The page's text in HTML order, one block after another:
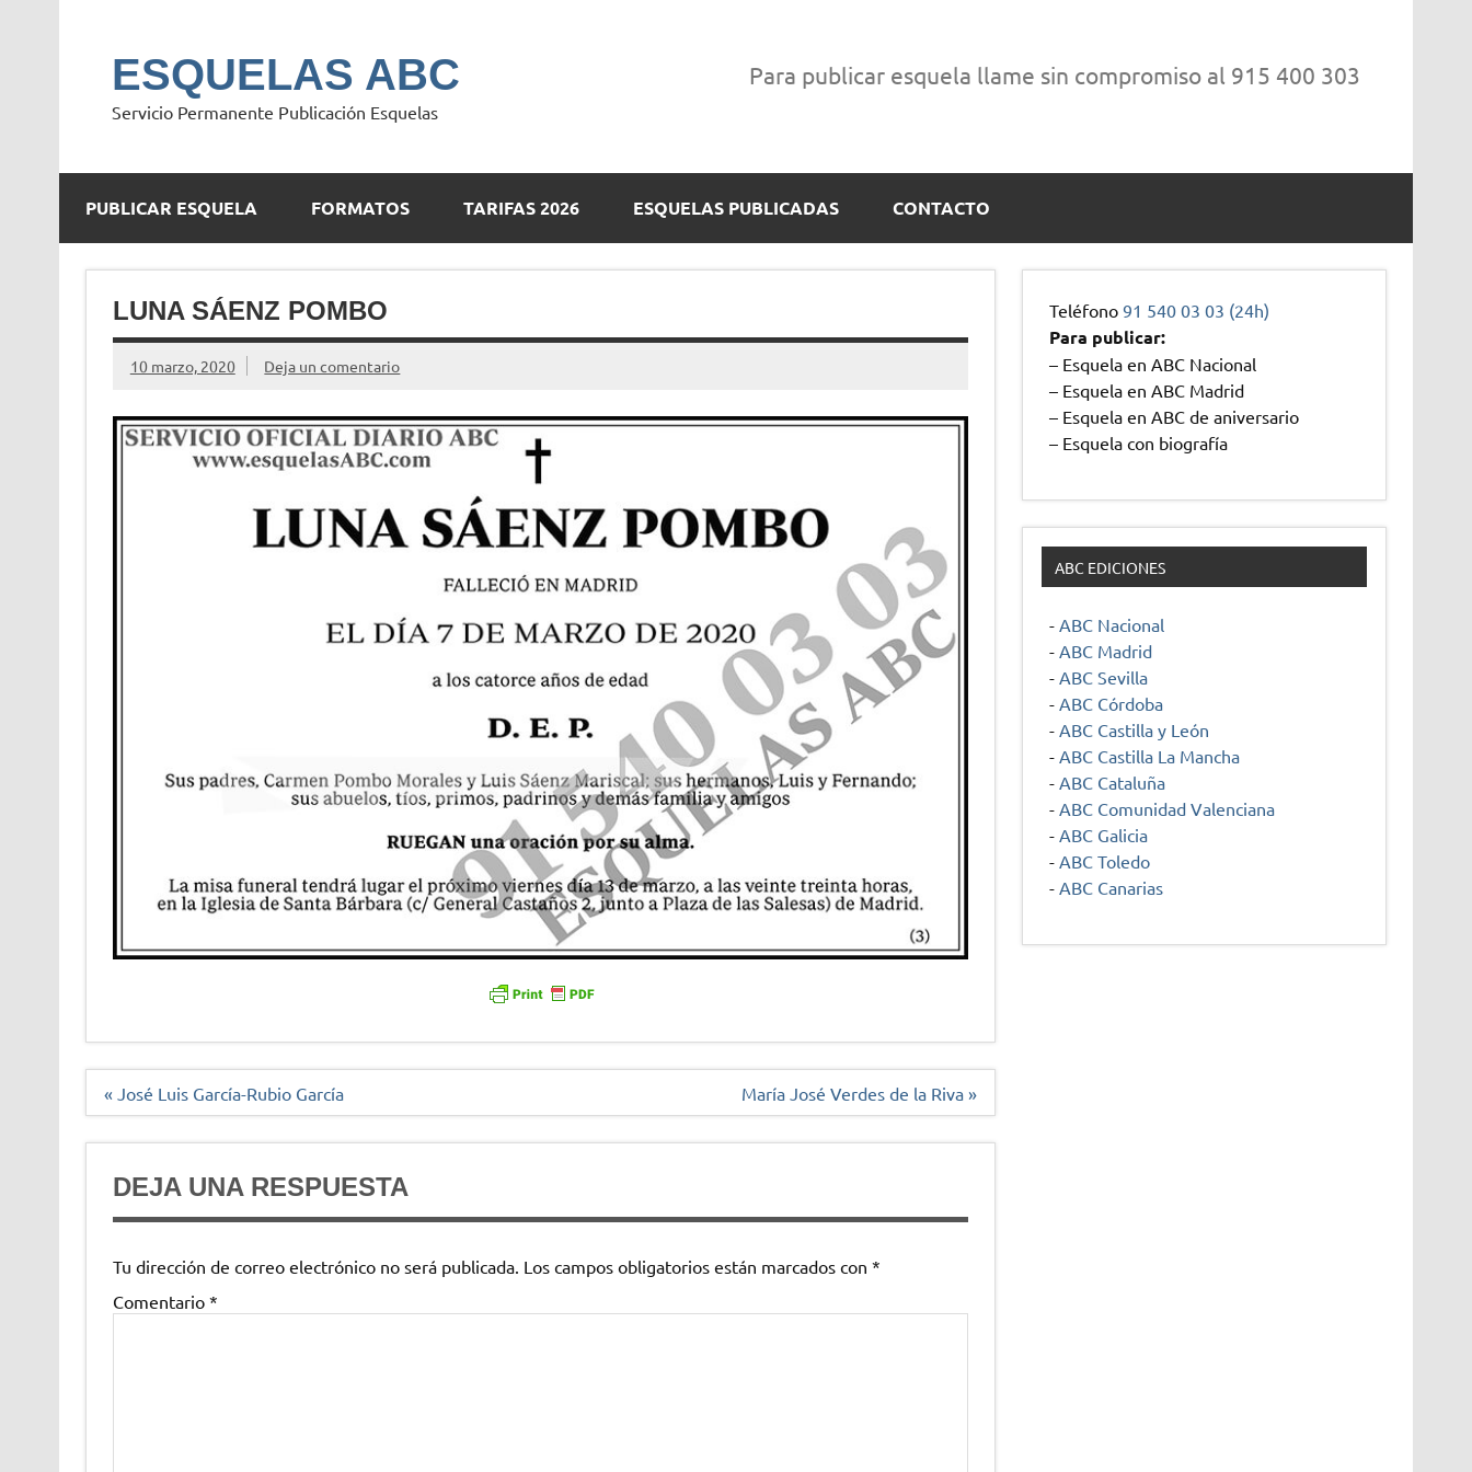
ESQUELAS ABC
Servicio Permanente Publicación Esquelas
Para publicar esquela llame sin compromiso al 915 400 303
PUBLICAR ESQUELA FORMATOS TARIFAS 2026 ESQUELAS PUBLICADAS CONTACTO
LUNA SÁENZ POMBO
10 marzo, 2020 Deja un comentario
Navegación
« José Luis García-Rubio García María José Verdes de la Riva »
DEJA UNA RESPUESTA
Tu dirección de correo electrónico no será publicada. Los campos obligatorios están marcados con *
Comentario *
Teléfono91 540 03 03 (24h)
Para publicar:
– Esquela en ABC Nacional
– Esquela en ABC Madrid
– Esquela en ABC de aniversario
– Esquela con biografía
ABC EDICIONES
- ABC Nacional
- ABC Madrid
- ABC Sevilla
- ABC Córdoba
- ABC Castilla y León
- ABC Castilla La Mancha
- ABC Cataluña
- ABC Comunidad Valenciana
- ABC Galicia
- ABC Toledo
- ABC Canarias